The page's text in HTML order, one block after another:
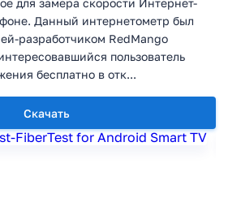
Скачать
для замера скорости Интернет-
Данный интернетометр был
разработчиком RedMango
пользователь
бесплатно в отк...